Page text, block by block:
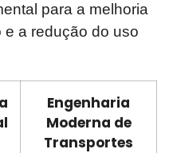
para a melhoria
a redução do uso
Engenharia
Moderna de
Transportes